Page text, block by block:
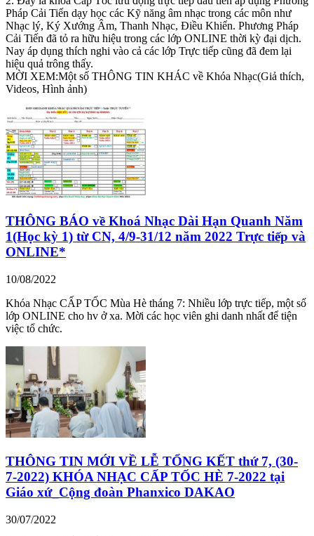
Pháp Cải Tiến dạy học các Kỹ năng âm nhạc trong các môn như
Nhạc lý, Ký Xướng Âm, Thanh Nhạc, Điều Khiển. Phương Pháp
Cải Tiến đã tỏ ra hữu hiệu trong các lớp ONLINE thời kỳ đại dịch.
Nay áp dụng thích nghi vào cả các lớp Trực tiếp cũng đã đem lại
hiệu quả trông thấy.
MỜI XEM:Một số THÔNG TIN KHÁC về Khóa Nhạc(Giả thích,
Videos, Hình ảnh)
THÔNG BÁO về Khoá Nhạc Dài Hạn Quanh Năm
1(Học kỳ 1) từ CN, 4/9-31/12 năm 2022 Trực tiếp và
ONLINE*
10/08/2022
Khóa Nhạc CẤP TỐC Mùa Hè tháng 7: Nhiều lớp trực tiếp, một số
lớp ONLINE cho hv ở xa. Mời các học viên ghi danh nhất để tiện
việc tổ chức.
THÔNG TIN MỚI VỀ LỄ TỔNG KẾT thứ 7, (30-
7-2022) KHÓA NHẠC CẤP TỐC HÈ 7-2022 tại
Giáo xứ_Cộng đoàn Phanxico DAKAO
30/07/2022